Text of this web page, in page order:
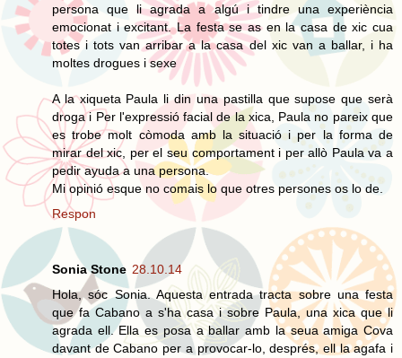
persona que li agrada a algú i tindre una experiència
emocionat i excitant. La festa se as en la casa de xic cua
totes i tots van arribar a la casa del xic van a ballar, i ha
moltes drogues i sexe
A la xiqueta Paula li din una pastilla que supose que serà
droga i Per l'expressió facial de la xica, Paula no pareix que
es trobe molt còmoda amb la situació i per la forma de
mirar del xic, per el seu comportament i per allò Paula va a
pedir ayuda a una persona.
Mi opinió esque no comais lo que otres persones os lo de.
Respon
Sonia Stone 28.10.14
Hola, sóc Sonia. Aquesta entrada tracta sobre una festa
que fa Cabano a s'ha casa i sobre Paula, una xica que li
agrada ell. Ella es posa a ballar amb la seua amiga Cova
davant de Cabano per a provocar-lo, després, ell la agafa i